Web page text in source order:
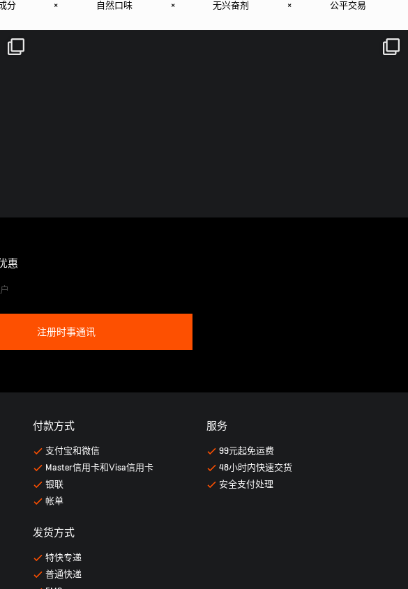
分 × 自然口味 × 无兴奋剂 × 公平交易
惠
付款方式
支付宝和微信
Master信用卡和Ⅴisa信用卡
银联
帐单
发货方式
特快专递
普通快递
服务
99元起免运费
48小时内快速交货
安全支付处理